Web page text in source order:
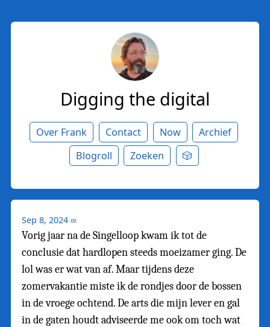
Digging the digital
Over Frank Contact Now
Archief
Blogroll
Zoeken 🎲
Sep 8, 2024 ∞
Vorig jaar na de Singelloop kwam ik tot de
conclusie dat hardlopen steeds moeizamer ging. De
lol was er wat van af. Maar tijdens deze
zomervakantie miste ik de rondjes door de bossen
in de vroege ochtend. De arts die mijn lever en gal
in de gaten houdt adviseerde me ook om toch wat